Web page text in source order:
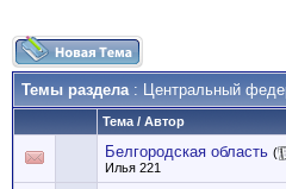
Темы раздела: Центральный
Тема / Автор
Белгородская область (
Илья 221